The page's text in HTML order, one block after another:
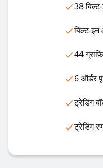
38
बिल्ट-
44
6 ऑर्डर
ट्रेडिंग
ट्रेडिंग